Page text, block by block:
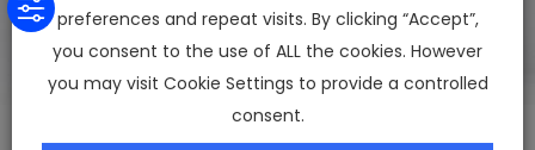
preferences and repeat visits. By clicking “Accept”,
you consent to the use of ALL the cookies. However
you may visit Cookie Settings to provide a controlled
consent.